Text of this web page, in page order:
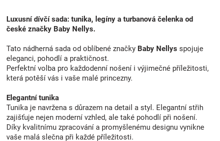
Luxusní dívčí sada: tunika, legíny a turbanová čelenka od
české značky Baby Nellys.
Tato nádherná sada od oblíbené značky Baby Nellys spojuje
eleganci, pohodlí a praktičnost.
Perfektní volba pro každodenní nošení i výjimečné příležitosti,
která potěší vás i vaše malé princezny.
Elegantní tunika
Tunika je navržena s důrazem na detail a styl. Elegantní střih
zajišťuje nejen moderní vzhled, ale také pohodlí při nošení.
Díky kvalitnímu zpracování a promyšlenému designu vynikne
vaše malá slečna při každé příležitosti.